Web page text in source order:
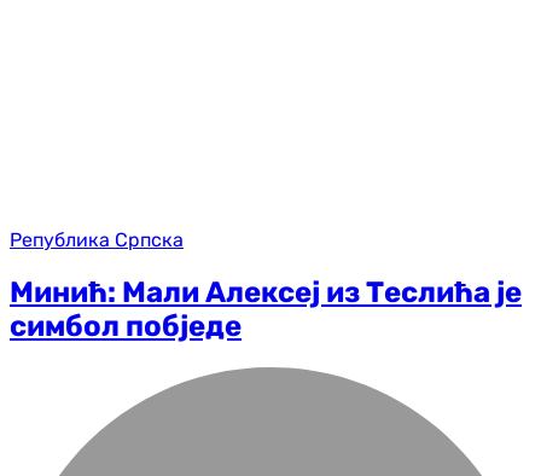
Република Српска
Минић: Мали Алексеј из Теслића је
симбол побједе